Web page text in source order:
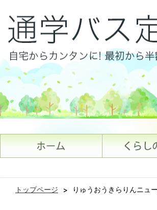
トップページ > りゅうおうきらりんニュ